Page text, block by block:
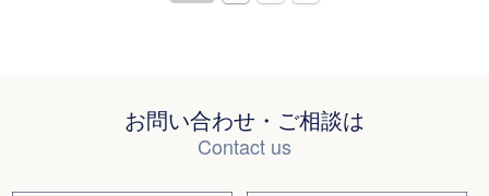
お問い合わせ・ご相談は
Contact us